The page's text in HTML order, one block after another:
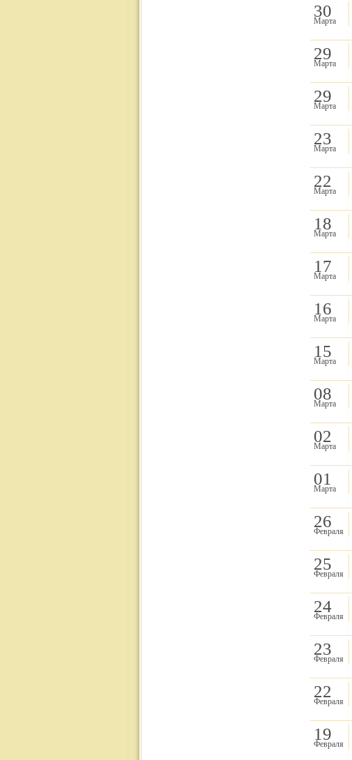
30
Марта
29
Марта
29
Марта
23
Марта
22
Марта
18
Марта
17
Марта
16
Марта
15
Марта
08
Марта
02
Марта
01
Марта
26
Февраля
25
Февраля
24
Февраля
23
Февраля
22
Февраля
19
Февраля